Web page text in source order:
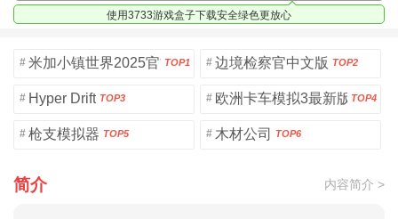
使用3733游戏盒子下载安全绿色更放心
# 米加小镇世界2025官方版
TOP1 # 边境检察官中文版 TOP2
# Hyper Drift TOP3 # 欧洲卡车模拟3最新版 TOP4
# 枪支模拟器 TOP5 # 木材公司 TOP6
简介 内容简介 >